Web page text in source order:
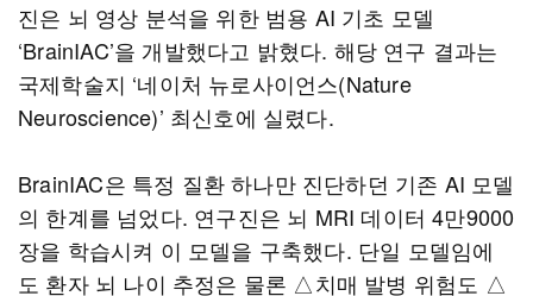
진은 뇌 영상 분석을 위한 범용 AI 기초 모델
‘BrainIAC’을 개발했다고 밝혔다. 해당 연구 결과는
국제학술지 ‘네이처 뉴로사이언스(Nature
Neuroscience)’ 최신호에 실렸다.
BrainIAC은 특정 질환 하나만 진단하던 기존 AI 모델
의 한계를 넘었다. 연구진은 뇌 MRI 데이터 4만9000
장을 학습시켜 이 모델을 구축했다. 단일 모델임에
도 환자 뇌 나이 추정은 물론 △치매 발병 위험도 △